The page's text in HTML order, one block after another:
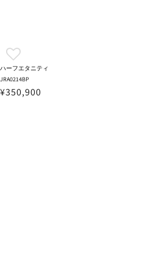
ハーフエタニティ
JRA0214BP
¥350,900